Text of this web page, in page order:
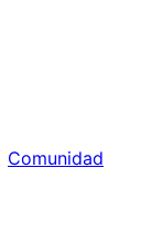
Comunidad